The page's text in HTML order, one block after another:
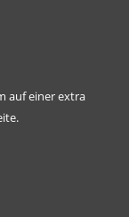
auf einer extra